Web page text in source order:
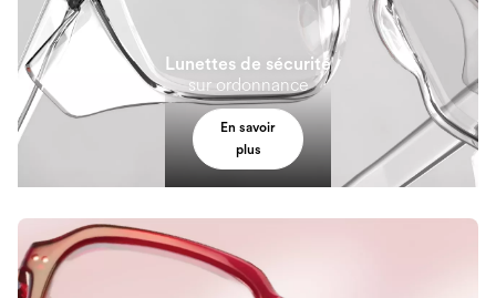
Lunettes de sécurité
sur ordonnance
En savoir
plus